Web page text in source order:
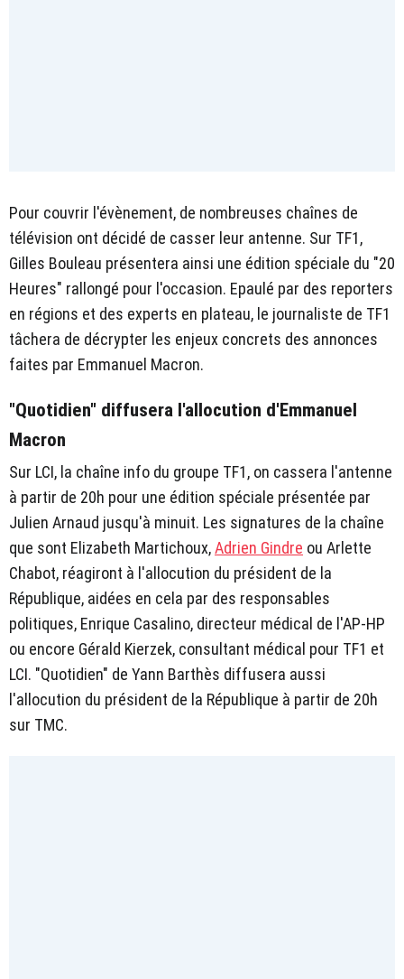
Pour couvrir l'évènement, de nombreuses chaînes de
télévision ont décidé de casser leur antenne. Sur TF1,
Gilles Bouleau présentera ainsi une édition spéciale du "20
Heures" rallongé pour l'occasion. Epaulé par des reporters
en régions et des experts en plateau, le journaliste de TF1
tâchera de décrypter les enjeux concrets des annonces
faites par Emmanuel Macron.
"Quotidien" diffusera l'allocution d'Emmanuel
Macron
Sur LCI, la chaîne info du groupe TF1, on cassera l'antenne
à partir de 20h pour une édition spéciale présentée par
Julien Arnaud jusqu'à minuit. Les signatures de la chaîne
que sont Elizabeth Martichoux,Adrien Gindre ou Arlette
Chabot, réagiront à l'allocution du président de la
République, aidées en cela par des responsables
politiques, Enrique Casalino, directeur médical de l'AP-HP
ou encore Gérald Kierzek, consultant médical pour TF1 et
LCI. "Quotidien" de Yann Barthès diffusera aussi
l'allocution du président de la République à partir de 20h
sur TMC.